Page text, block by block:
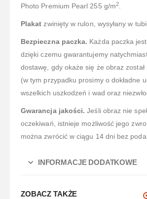
Photo Premium Pearl 255 g/m2.
Plakat zwinięty w rulon, wysyłany w
Bezpieczna paczka. Każda paczka
dzięki czemu gwarantujemy
dostawę, gdy okaże się że obraz został
(w tym przypadku prosimy o dokładne
wszelkich uszkodzeń i wad oraz
Gwarancja jakości. Jeśli obraz nie
oczekiwań, istnieje możliwość jego
można zwrócić w ciągu 14 dni bez
INFORMACJE DODATKOWE
ZOBACZ TAKŻE